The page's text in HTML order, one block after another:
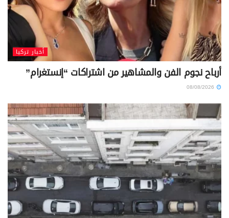
أخبار تركيا
أرباح نجوم الفن والمشاهير من اشتراكات “إنستغرام”